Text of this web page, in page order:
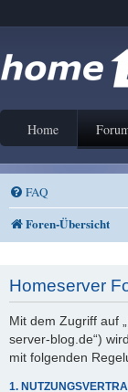
Home
FAQ
Foren-Übersicht
Homeserver
Mit dem Zugriff auf
server-blog.de“)
mit folgenden
1.